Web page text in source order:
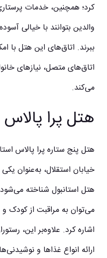
کرد؛ همچنین، خدمات
والدین بتوانند با خیالی
ببرند. اتاق‌های این هتل با
اتاق‌های متصل، نیازهای
می‌کند.
هتل پرا پالاس
هتل پنج ستاره پرا پالاس
خیابان استقلال، به‌عنوان
هتل استانبول شناخته
می‌توان به مراقبت از کودک
اشاره کرد. علاوه‌بر این،
ارائه انواع غذاها و